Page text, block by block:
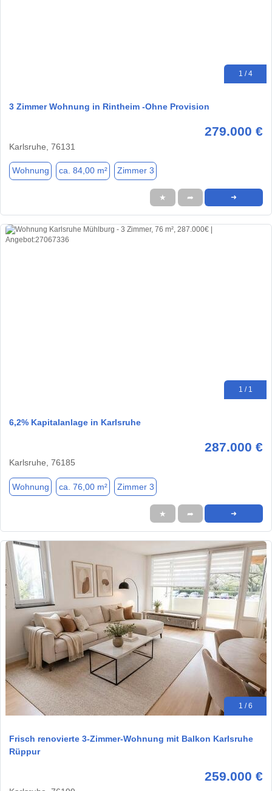
1 / 4
3 Zimmer Wohnung in Rintheim -Ohne Provision
279.000 €
Karlsruhe, 76131
Wohnung ca. 84,00 m² Zimmer 3
★ ➦ ➜
1 / 1
6,2% Kapitalanlage in Karlsruhe
287.000 €
Karlsruhe, 76185
Wohnung ca. 76,00 m² Zimmer 3
★ ➦ ➜
1 / 6
Frisch renovierte 3-Zimmer-Wohnung mit Balkon Karlsruhe
Rüppur
259.000 €